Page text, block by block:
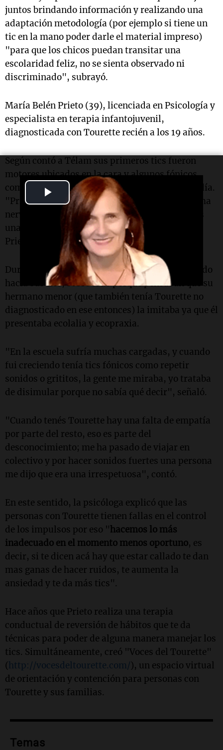
Play
Video
juntos brindando información y realizando una
adaptación metodología (por ejemplo si tiene un
tic en la mano poder darle el material impreso)
"para que los chicos puedan transitar una
escolaridad feliz, no se sienta observado ni
discriminado", subrayó.
María Belén Prieto (39), licenciada en Psicología y
especialista en terapia infantojuvenil,
diagnosticada con Tourette recién a los 19 años.
Según contó a Télam sus primeros tics fueron
motores ubicados en la cara y algunos fónicos
como una tos nerviosa que la mantiene hoy en día.
"Primero me lo habían adjudicado a un problema
nervioso, o algo emocional, hoy sabemos que es
una condición del neurodesarrollo", aseguró
Prieto.
Durante su infancia sus padres la retaban cuando
hacía sus tics, sobre todo porque pensaban que su
hermano menor (que también tenía Tourette no
diagnosticado en ese entonces) la imitaba ya que él
presentaba ecolalia y ecopraxia.
"En la escuela sufría muchas cargadas, y cuando
fui creciendo tenía tics fónicos como repetir
sonidos o grititos, la gente me miraba, yo trataba
de disimular porque no sabía qué decir", señaló.
"Cuando tenés Tourette hay una falta de empatía
por parte del resto, eso es parte del
desconocimiento; me ha pasado de viajar en
colectivo y por hacer sonidos fuertes una persona
me dijo que era una irrespetuosa", contó.
En este sentido, la psicóloga explicó que las
personas con Tourette tienen fallas en el control
de los impulsos por eso " hacemos lo más
inadecuado en el momento menos oportuno, es
decir, si te dicen acá hay que estar callado te dan
mas ganas de hacer ruidos, te aumenta la
ansiedad y te da más tics".
Hace años que Prieto realiza una terapia
conductual de reversión de hábitos que te da
técnicas para poder de alguna manera manejar los
tics. Simultáneamente, creó "Voces del Tourette"
( http://vocesdeltourette.com/), un espacio virtual
de orientación y contención para personas con
Tourette y sus familias.
Temas